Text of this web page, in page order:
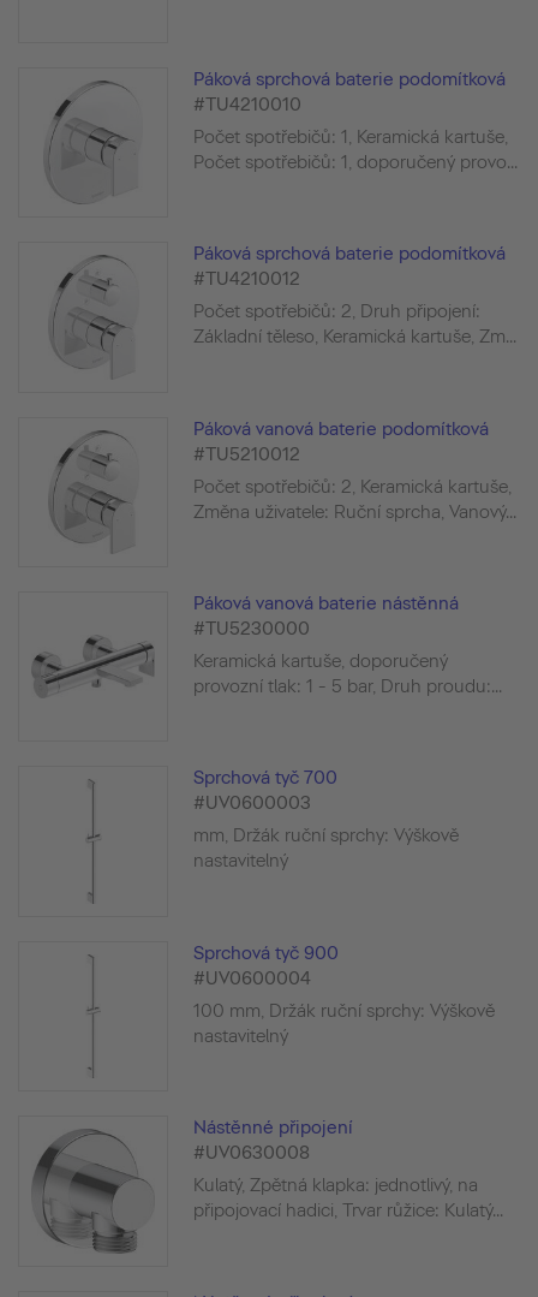
Páková sprchová baterie podomítková
#TU4210010
Počet spotřebičů: 1, Keramická kartuše,
Počet spotřebičů: 1, doporučený provo...
Páková sprchová baterie podomítková
#TU4210012
Počet spotřebičů: 2, Druh připojení:
Základní těleso, Keramická kartuše, Zm...
Páková vanová baterie podomítková
#TU5210012
Počet spotřebičů: 2, Keramická kartuše,
Změna uživatele: Ruční sprcha, Vanový...
Páková vanová baterie nástěnná
#TU5230000
Keramická kartuše, doporučený
provozní tlak: 1 - 5 bar, Druh proudu:...
Sprchová tyč 700
#UV0600003
mm, Držák ruční sprchy: Výškově
nastavitelný
Sprchová tyč 900
#UV0600004
100 mm, Držák ruční sprchy: Výškově
nastavitelný
Nástěnné připojení
#UV0630008
Kulatý, Zpětná klapka: jednotlivý, na
připojovací hadici, Trvar růžice: Kulatý...